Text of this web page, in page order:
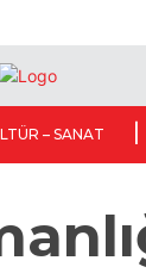
– SANAT